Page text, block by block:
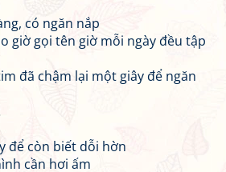
có ngăn nắp
giờ gọi tên giờ mỗi ngày đều tập
đã chậm lại một giây để ngăn
để còn biết dỗi hờn
cần hơi ấm